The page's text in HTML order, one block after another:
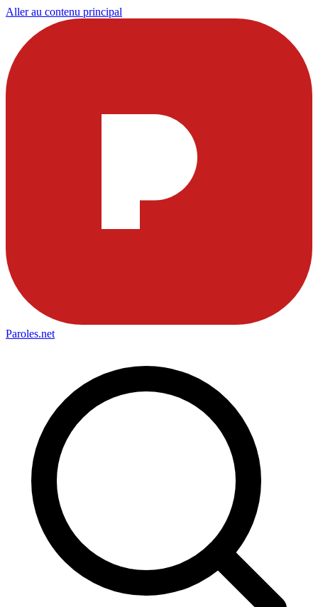
Aller au contenu principal
Paroles.net